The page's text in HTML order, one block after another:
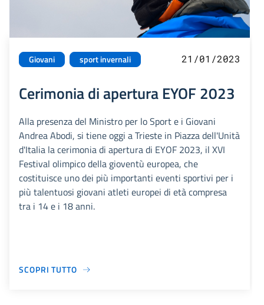
Giovani sport invernali 21/01/2023
Cerimonia di apertura EYOF 2023
Alla presenza del Ministro per lo Sport e i Giovani
Andrea Abodi, si tiene oggi a Trieste in Piazza dell'Unità
d'Italia la cerimonia di apertura di EYOF 2023, il XVI
Festival olimpico della gioventù europea, che
costituisce uno dei più importanti eventi sportivi per i
più talentuosi giovani atleti europei di età compresa
tra i 14 e i 18 anni.
SCOPRI TUTTO